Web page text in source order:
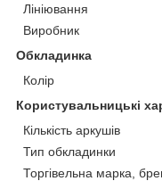
Лініювання
Виробник
Обкладинка
Колір
Користувальницькі
Кількість аркушів
Тип обкладинки
Торгівельна марка,